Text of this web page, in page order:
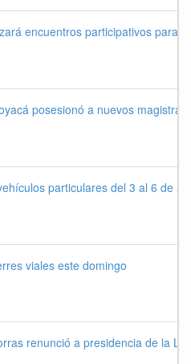
encuentros participativos para
posesionó a nuevos
particulares del 3 al 6 de
viales este domingo
renunció a presidencia de la